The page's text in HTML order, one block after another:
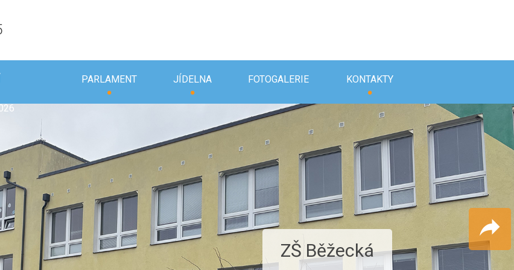
PARLAMENT JÍDELNA FOTOGALERIE KONTAKTY
Odloučené pracoviště ZŠ Běžecká